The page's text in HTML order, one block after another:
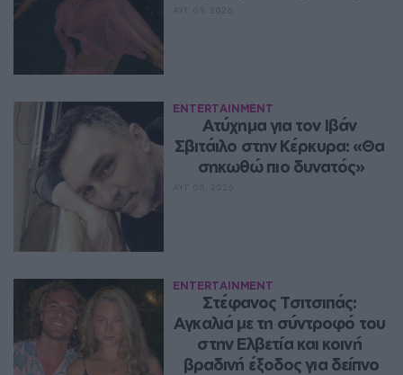
ENTERTAINMENT
Ατύχημα για τον Ιβάν
Σβιτάιλο στην Κέρκυρα: «Θα
σηκωθώ πιο δυνατός»
ENTERTAINMENT
Στέφανος Τσιτσιπάς:
Αγκαλιά με τη σύντροφό του
στην Ελβετία και κοινή
βραδινή έξοδος για δείπνο